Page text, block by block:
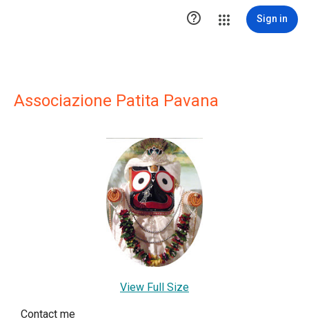
 Sign in
Associazione Patita Pavana
View Full Size
Contact me